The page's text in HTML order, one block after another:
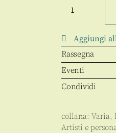
Aggiungi
Rassegna
Eventi
Condividi
collana: Varia,
Artisti e